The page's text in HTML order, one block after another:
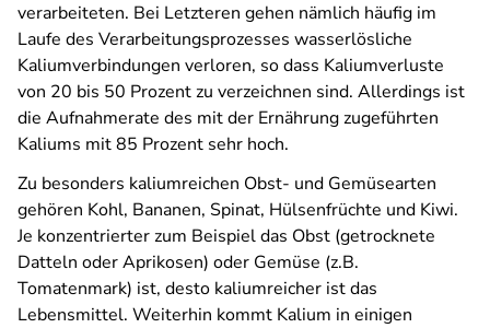
verarbeiteten. Bei Letzteren gehen nämlich häufig im
Laufe des Verarbeitungsprozesses wasserlösliche
Kaliumverbindungen verloren, so dass Kaliumverluste
von 20 bis 50 Prozent zu verzeichnen sind. Allerdings ist
die Aufnahmerate des mit der Ernährung zugeführten
Kaliums mit 85 Prozent sehr hoch.
Zu besonders kaliumreichen Obst- und Gemüsearten
gehören Kohl, Bananen, Spinat, Hülsenfrüchte und Kiwi.
Je konzentrierter zum Beispiel das Obst (getrocknete
Datteln oder Aprikosen) oder Gemüse (z.B.
Tomatenmark) ist, desto kaliumreicher ist das
Lebensmittel. Weiterhin kommt Kalium in einigen